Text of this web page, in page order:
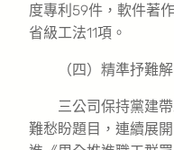
度專利59件，軟件著
省級工法11項。
（四）精準抒難
三公司保持黨建
難愁盼題目，連續展